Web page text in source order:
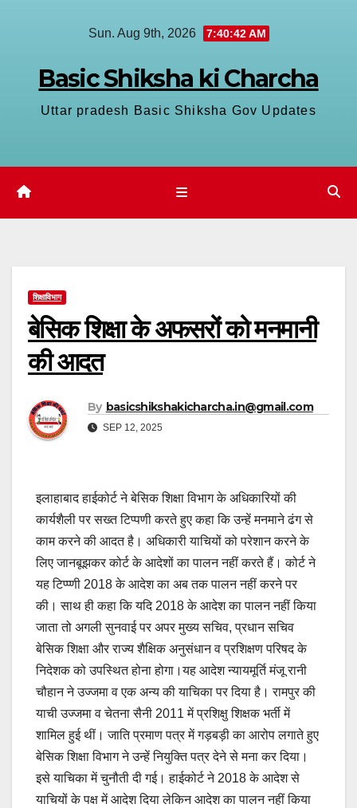
Sun. Aug 9th, 2026 7:40:42 AM
Basic Shiksha ki Charcha
Uttar pradesh Basic Shiksha Gov Updates
शिक्षाविभाग
बेसिक शिक्षा के अफसरों को मनमानी
की आदत
By basicshikshakicharcha.in@gmail.com
SEP 12, 2025
इलाहाबाद हाईकोर्ट ने बेसिक शिक्षा विभाग के अधिकारियों की
कार्यशैली पर सख्त टिप्पणी करते हुए कहा कि उन्हें मनमाने ढंग से
काम करने की आदत है। अधिकारी याचियों को परेशान करने के
लिए जानबूझकर कोर्ट के आदेशों का पालन नहीं करते हैं। कोर्ट ने
यह टिप्प्णी 2018 के आदेश का अब तक पालन नहीं करने पर
की। साथ ही कहा कि यदि 2018 के आदेश का पालन नहीं किया
जाता तो अगली सुनवाई पर अपर मुख्य सचिव, प्रधान सचिव
बेसिक शिक्षा और राज्य शैक्षिक अनुसंधान व प्रशिक्षण परिषद के
निदेशक को उपस्थित होना होगा।यह आदेश न्यायमूर्ति मंजू रानी
चौहान ने उज्जमा व एक अन्य की याचिका पर दिया है। रामपुर की
याची उज्जमा व चेतना सैनी 2011 में प्रशिक्षु शिक्षक भर्ती में
शामिल हुई थीं। जाति प्रमाण पत्र में गड़बड़ी का आरोप लगाते हुए
बेसिक शिक्षा विभाग ने उन्हें नियुक्ति पत्र देने से मना कर दिया।
इसे याचिका में चुनौती दी गई। हाईकोर्ट ने 2018 के आदेश से
याचियों के पक्ष में आदेश दिया लेकिन आदेश का पालन नहीं किया